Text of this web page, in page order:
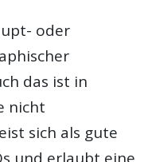
oder
das ist in
nicht
sich als gute
und erlaubt eine